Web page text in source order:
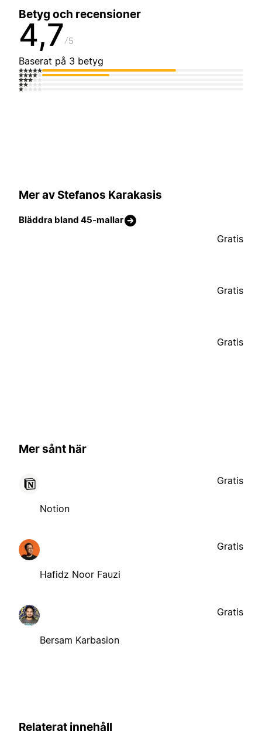
Betyg och recensioner
4,7 5
Baserat på 3 betyg
Mer av Stefanos Karakasis
Bläddra bland 45-mallar
Gratis
Gratis
Gratis
Mer sånt här
Notion
Gratis
Hafidz Noor Fauzi
Gratis
Bersam Karbasion
Gratis
Relaterat innehåll